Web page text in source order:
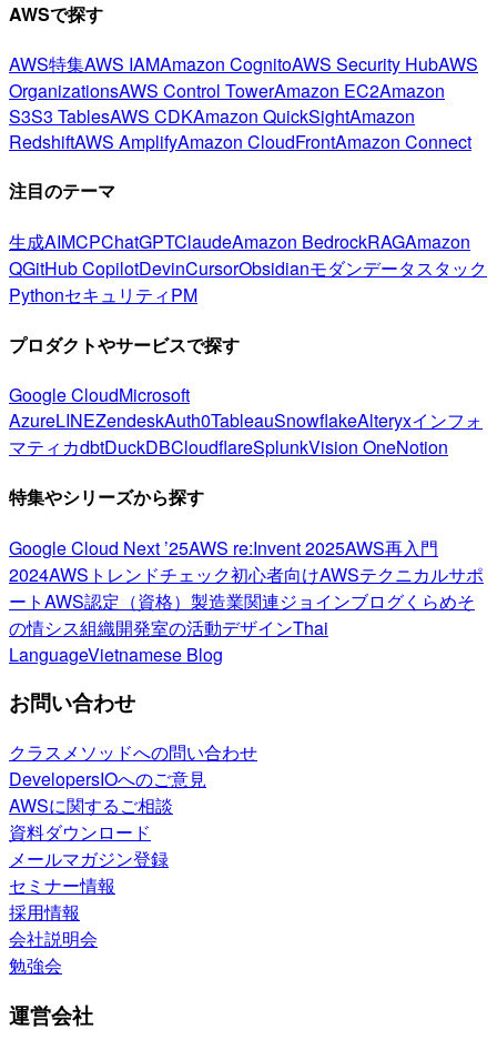
AWSで探す
AWS特集AWS IAMAmazon CognitoAWS Security HubAWS
OrganizationsAWS Control TowerAmazon EC2Amazon
S3S3 TablesAWS CDKAmazon QuickSightAmazon
RedshiftAWS AmplifyAmazon CloudFrontAmazon Connect
注目のテーマ
生成AIMCPChatGPTClaudeAmazon BedrockRAGAmazon
QGitHub CopilotDevinCursorObsidianモダンデータスタック
PythonセキュリティPM
プロダクトやサービスで探す
Google CloudMicrosoft
AzureLINEZendeskAuth0TableauSnowflakeAlteryxインフォ
マティカdbtDuckDBCloudflareSplunkVision OneNotion
特集やシリーズから探す
Google Cloud Next ’25AWS re:Invent 2025AWS再入門
2024AWSトレンドチェック初心者向けAWSテクニカルサポ
ートAWS認定（資格） 製造業関連ジョインブログくらめそ
の情シス組織開発室の活動デザインThai
LanguageVietnamese Blog
お問い合わせ
クラスメソッドへの問い合わせ
DevelopersIOへのご意見
AWSに関するご相談
資料ダウンロード
メールマガジン登録
セミナー情報
採用情報
会社説明会
勉強会
運営会社